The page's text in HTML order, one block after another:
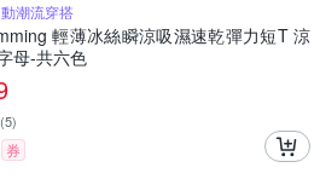
潮流穿搭
輕薄冰絲瞬涼吸濕速乾彈力短T 涼
母-共六色
(5)
券